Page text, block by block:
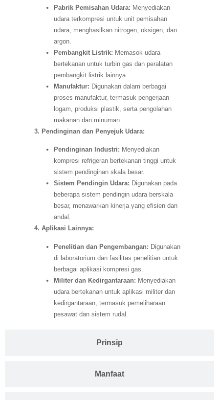
Prinsip
Manfaat
Pabrik Pemisahan Udara: Menyediakan
udara terkompresi untuk unit pemisahan
udara, menghasilkan nitrogen, oksigen, dan
argon.
Pembangkit Listrik: Memasok udara
bertekanan untuk turbin gas dan peralatan
pembangkit listrik lainnya.
Manufaktur: Digunakan dalam berbagai
proses manufaktur, termasuk pengerjaan
logam, produksi plastik, serta pengolahan
makanan dan minuman.
3. Pendinginan dan Penyejuk Udara:
Pendinginan Industri: Menyediakan
kompresi refrigeran bertekanan tinggi untuk
sistem pendinginan skala besar.
Sistem Pendingin Udara: Digunakan pada
beberapa sistem pendingin udara berskala
besar, menawarkan kinerja yang efisien dan
andal.
4. Aplikasi Lainnya:
Penelitian dan Pengembangan: Digunakan
di laboratorium dan fasilitas penelitian untuk
berbagai aplikasi kompresi gas.
Militer dan Kedirgantaraan: Menyediakan
udara bertekanan untuk aplikasi militer dan
kedirgantaraan, termasuk pemeliharaan
pesawat dan sistem rudal.